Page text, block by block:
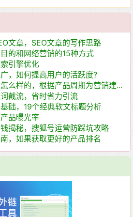
文章，SEO文章的写作思路
的和网络营销的15种方式
引擎优化
，如何提高用户的活跃度?
么样的，根据产品周期为营销建...
截流，省时省力引流
础，19个经典软文标题分析
品曝光率
揭秘，搜狐号运营防踩坑攻略
，如果获取更好的产品排名